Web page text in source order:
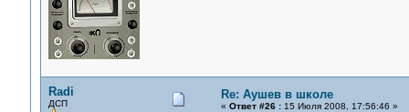
Radi
ДСП
Re: Аушев в школе
« Ответ #26 :15 Июля 2008, 17:56:46 »